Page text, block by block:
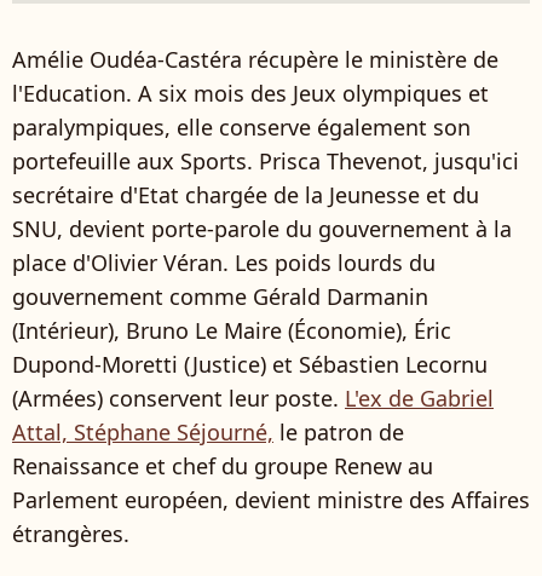
Amélie Oudéa-Castéra récupère le ministère de
l'Education. A six mois des Jeux olympiques et
paralympiques, elle conserve également son
portefeuille aux Sports. Prisca Thevenot, jusqu'ici
secrétaire d'Etat chargée de la Jeunesse et du
SNU, devient porte-parole du gouvernement à la
place d'Olivier Véran. Les poids lourds du
gouvernement comme Gérald Darmanin
(Intérieur), Bruno Le Maire (Économie), Éric
Dupond-Moretti (Justice) et Sébastien Lecornu
(Armées) conservent leur poste. L'ex de Gabriel
Attal, Stéphane Séjourné, le patron de
Renaissance et chef du groupe Renew au
Parlement européen, devient ministre des Affaires
étrangères.